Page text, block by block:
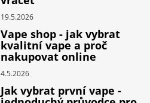
19.5.2026
Vape shop - jak vybrat
kvalitní vape a proč
nakupovat online
4.5.2026
Jak vybrat první vape -